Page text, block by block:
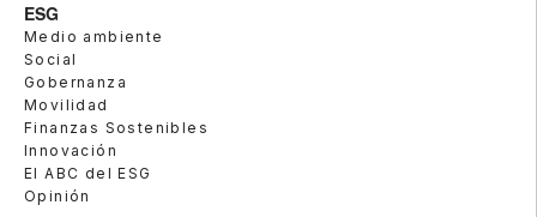
ESG
Medio ambiente
Social
Gobernanza
Movilidad
Finanzas Sostenibles
Innovación
El ABC del ESG
Opinión